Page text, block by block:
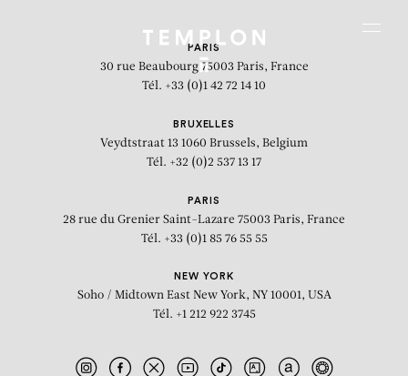
PARIS
30 rue Beaubourg 75003 Paris, France
Tél. +33 (0)1 42 72 14 10
BRUXELLES
Veydtstraat 13 1060 Brussels, Belgium
Tél. +32 (0)2 537 13 17
PARIS
28 rue du Grenier Saint-Lazare 75003 Paris, France
Tél. +33 (0)1 85 76 55 55
NEW YORK
Soho / Midtown East New York, NY 10001, USA
Tél. +1 212 922 3745